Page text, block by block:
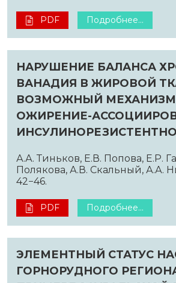
PDF Подробнее...
НАРУШЕНИЕ БАЛАНСА
ВАНАДИЯ В ЖИРОВОЙ
ВОЗМОЖНЫЙ МЕХАНИЗМ
ОЖИРЕНИЕ-
А.А. Тиньков, Е.В. Попова, Е.Р.
Полякова, А.В. Скальный, А.А.
42−46.
PDF Подробнее...
ЭЛЕМЕНТНЫЙ СТАТУС
ГОРНОРУДНОГО